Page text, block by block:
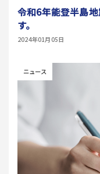
令和6年能登半島
す。
2024年01月05日
ニュース